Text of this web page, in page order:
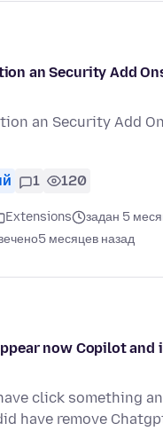
an Security Add
an Security Add
1 120
Extensions
задан 5
5 месяцев назад
now Copilot and
click something
have remove